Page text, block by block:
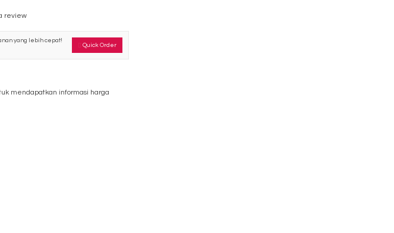
review
Quick Order
yang lebih cepat!
mendapatkan informasi harga